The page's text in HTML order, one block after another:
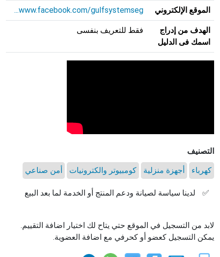
الموقع الإلكتروني www.facebook.com/gulfsystemseg...
الهدف من إدراج
اسمك فى الدليل
فقط للتعريف بنفسى
التصنيف
كهرباء أجهزة منزلية كومبيوتر والكترونيات أمن صناعي
✅ لدينا سياسة لصيانة ودعم المنتج أو الخدمة لما بعد البيع
لابد من التسجيل في الموقع حتي يتاح لك اختيار اضافة التقييم.
يمكن التسجيل كعضو أو كحرفي مع اضافة العضوية.